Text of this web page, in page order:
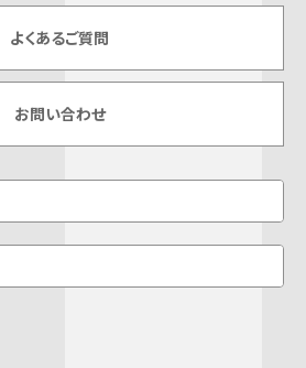
よくあるご質問
お問い合わせ